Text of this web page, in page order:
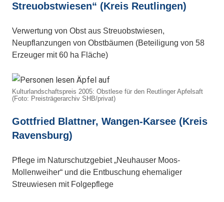
Streuobstwiesen“ (Kreis Reutlingen)
Verwertung von Obst aus Streuobstwiesen,
Neupflanzungen von Obstbäumen (Beteiligung von 58
Erzeuger mit 60 ha Fläche)
Kulturlandschaftspreis 2005: Obstlese für den Reutlinger Apfelsaft
(Foto: Preisträgerarchiv SHB/privat)
Gottfried Blattner, Wangen-Karsee (Kreis
Ravensburg)
Pflege im Naturschutzgebiet „Neuhauser Moos-
Mollenweiher“ und die Entbuschung ehemaliger
Streuwiesen mit Folgepflege